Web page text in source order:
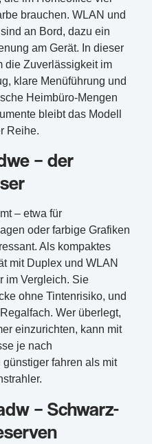
brauchen. WLAN und
an Bord, dazu ein
am Gerät. In dieser
die Zuverlässigkeit im
klare Menüführung und
Heimbüro-Mengen
bleibt das Modell
Reihe.
– der
– etwa für
oder farbige Grafiken
Als kompaktes
mit Duplex und WLAN
im Vergleich. Sie
ohne Tintenrisiko, und
Wer überlegt,
einzurichten, kann mit
je nach
fahren als mit
– Schwarz-